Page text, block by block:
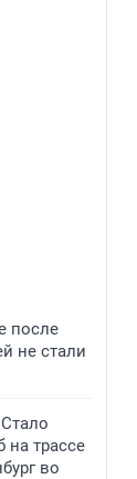
после
не стали
на трассе
во